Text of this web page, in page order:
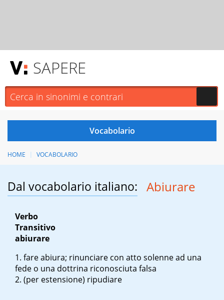
SAPERE
HOME VOCABOLARIO
Dal vocabolario italiano: Abiurare
Verbo
Transitivo
abiurare
fare abiura; rinunciare con atto solenne ad una
fede o una dottrina riconosciuta falsa
(per estensione) ripudiare